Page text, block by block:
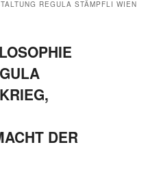
REGULA STÄMPFLI WIEN
DER